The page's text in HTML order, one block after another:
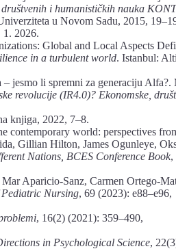
i humanističkih nauka
u Novom Sadu, 2015,
1. 2026.
Global and Local Aspects
in a turbulent world. Istanbul:
jesmo li spremni za generaciju Alfa?.
revolucije (IR4.0)? Ekonomske,
knjiga, 2022, 7–8.
contemporary world: perspectives
Gillian Hilton, James Ogunleye,
Nations, BCES Conference Book,
Aparicio‑Sanz, Carmen
Nursing, 69 (2023): e88–e96,
, 16(2) (2021): 359–490,
in Psychological Science,